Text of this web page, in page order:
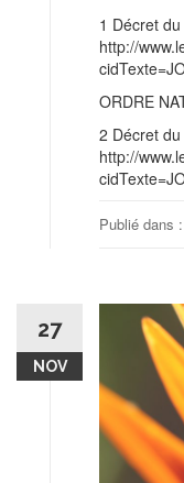
1 Décret
http://
ORDRE
2 Décret
http://
Publié dans :
27
NOV